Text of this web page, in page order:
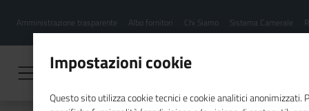
contenuto
Menu
hamburgher
Amministrazione trasparente Albo fornitori Chi Siamo Sistema Camerale
Impostazioni cookie
Questo sito utilizza cookie tecnici e cookie analitici anonimizzati.